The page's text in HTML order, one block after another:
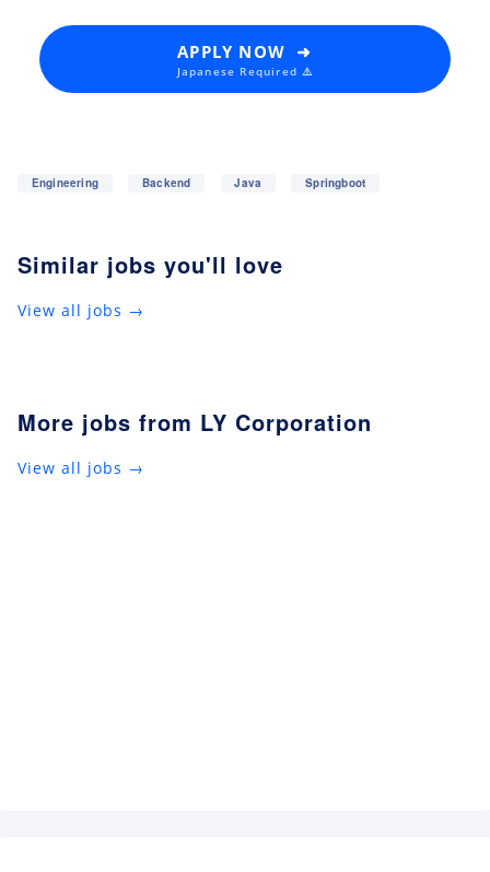
APPLY NOW ➜
Japanese Required ⚠️
Engineering Backend Java Springboot
Similar jobs you'll love
View all jobs →
More jobs from LY Corporation
View all jobs →